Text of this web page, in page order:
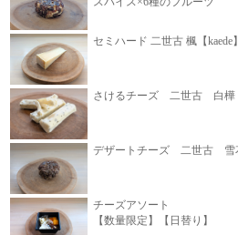
セミハード 二世古 楓【kaede
さけるチーズ 二世古 白樺
デザートチーズ 二世古 雪
チーズアソート
【数量限定】【日替り】